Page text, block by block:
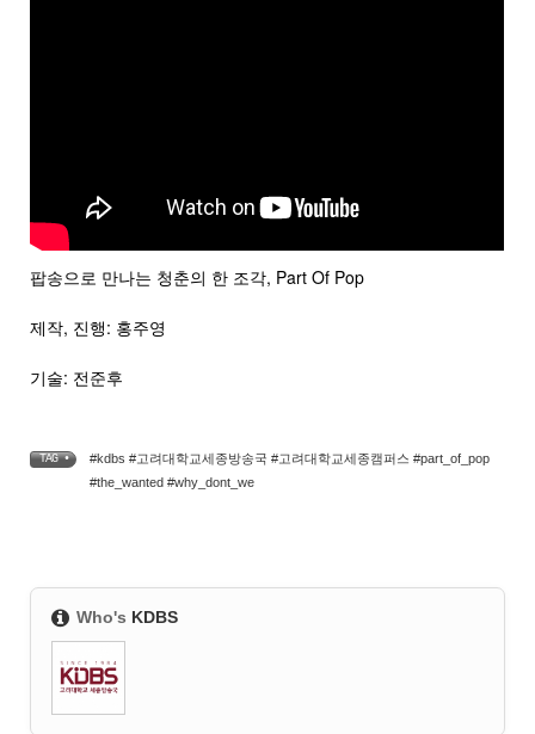
팝송으로 만나는 청춘의 한 조각, Part Of Pop
제작, 진행: 홍주영
기술: 전준후
TAG •
#kdbs #고려대학교세종방송국 #고려대학교세종캠퍼스 #part_of_pop
#the_wanted #why_dont_we
Who's KDBS